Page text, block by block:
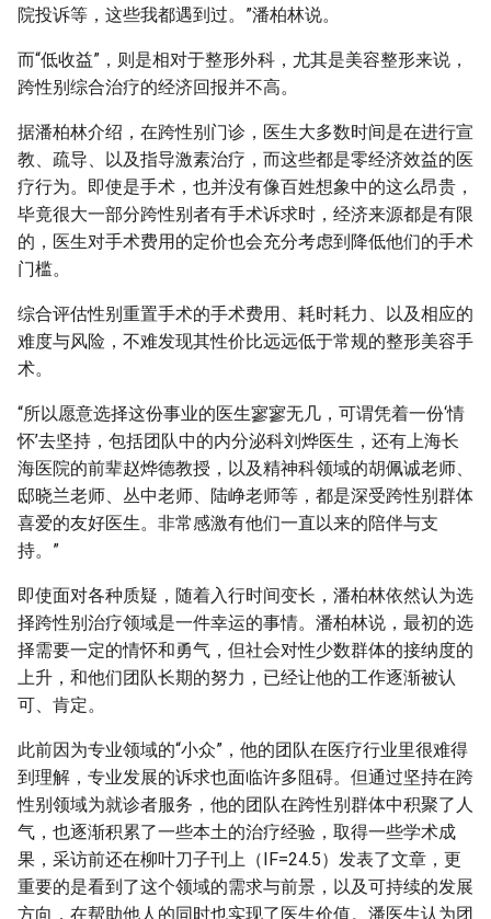
院投诉等，这些我都遇到过。”潘柏林说。
而“低收益”，则是相对于整形外科，尤其是美容整形来说，
跨性别综合治疗的经济回报并不高。
据潘柏林介绍，在跨性别门诊，医生大多数时间是在进行宣
教、疏导、以及指导激素治疗，而这些都是零经济效益的医
疗行为。即使是手术，也并没有像百姓想象中的这么昂贵，
毕竟很大一部分跨性别者有手术诉求时，经济来源都是有限
的，医生对手术费用的定价也会充分考虑到降低他们的手术
门槛。
综合评估性别重置手术的手术费用、耗时耗力、以及相应的
难度与风险，不难发现其性价比远远低于常规的整形美容手
术。
“所以愿意选择这份事业的医生寥寥无几，可谓凭着一份‘情
怀’去坚持，包括团队中的内分泌科刘烨医生，还有上海长
海医院的前辈赵烨德教授，以及精神科领域的胡佩诚老师、
邸晓兰老师、丛中老师、陆峥老师等，都是深受跨性别群体
喜爱的友好医生。非常感激有他们一直以来的陪伴与支
持。”
即使面对各种质疑，随着入行时间变长，潘柏林依然认为选
择跨性别治疗领域是一件幸运的事情。潘柏林说，最初的选
择需要一定的情怀和勇气，但社会对性少数群体的接纳度的
上升，和他们团队长期的努力，已经让他的工作逐渐被认
可、肯定。
此前因为专业领域的“小众”，他的团队在医疗行业里很难得
到理解，专业发展的诉求也面临许多阻碍。但通过坚持在跨
性别领域为就诊者服务，他的团队在跨性别群体中积聚了人
气，也逐渐积累了一些本土的治疗经验，取得一些学术成
果，采访前还在柳叶刀子刊上（IF=24.5）发表了文章，更
重要的是看到了这个领域的需求与前景，以及可持续的发展
方向，在帮助他人的同时也实现了医生价值。潘医生认为团